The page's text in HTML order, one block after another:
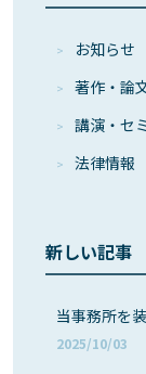
お知らせ
著作・論
講演・セ
法律情報
新しい記事
当事務所を
2025/10/03